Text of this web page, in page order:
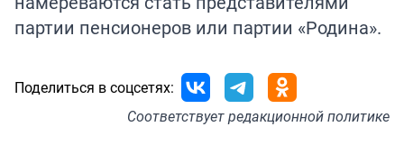
партии пенсионеров или партии «Родина».
Поделиться в соцсетях:
Соответствуетредакционной политике